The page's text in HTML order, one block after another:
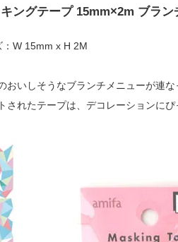
ングテープ 15mm×2m ブラン
W 15mm x H 2M
おいしそうなブランチメニューが連
されたテープは、デコレーションにぴ